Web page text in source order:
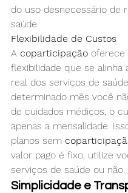
do uso desnecessário de
saúde.
Flexibilidade de Custos
A coparticipação oferece
flexibilidade que se alinha
real dos serviços de
determinado mês você
de cuidados médicos, o
apenas a mensalidade.
planos sem
valor pago é fixo, utilize
serviços de saúde ou não.
Simplicidade e